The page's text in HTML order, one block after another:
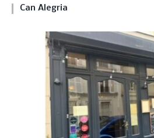
Can Alegria